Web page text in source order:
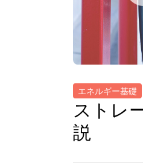
エネルギー基礎
ストレ
説